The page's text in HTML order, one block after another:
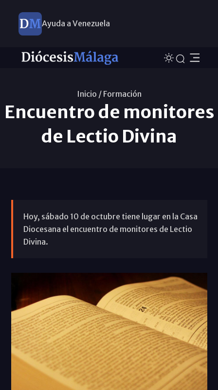
Ayuda a Venezuela
Inicio / Formación
Encuentro de monitores
de Lectio Divina
Hoy, sábado 10 de octubre tiene lugar en la Casa
Diocesana el encuentro de monitores de Lectio
Divina.